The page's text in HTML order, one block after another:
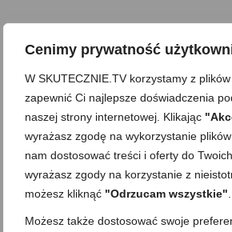
Cenimy prywatność
W SKUTECZNIE.TV korzystamy z
zapewnić Ci najlepsze doświadczenia
naszej strony internetowej. Klikając
wyrażasz zgodę na wykorzystanie
nam dostosować treści i oferty do
wyrażasz zgody na korzystanie z
możesz kliknąć "Odrzucam wszystkie"
Możesz także dostosować swoje